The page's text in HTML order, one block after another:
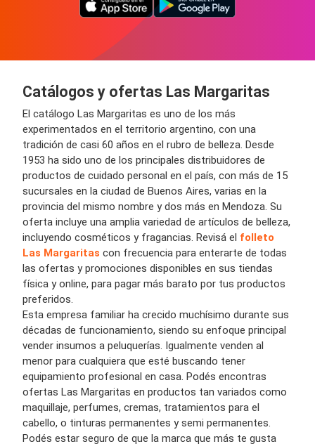
Catálogos y ofertas Las Margaritas
El catálogo Las Margaritas es uno de los más
experimentados en el territorio argentino, con una
tradición de casi 60 años en el rubro de belleza. Desde
1953 ha sido uno de los principales distribuidores de
productos de cuidado personal en el país, con más de 15
sucursales en la ciudad de Buenos Aires, varias en la
provincia del mismo nombre y dos más en Mendoza. Su
oferta incluye una amplia variedad de artículos de belleza,
incluyendo cosméticos y fragancias. Revisá el folleto
Las Margaritas con frecuencia para enterarte de todas
las ofertas y promociones disponibles en sus tiendas
física y online, para pagar más barato por tus productos
preferidos.
Esta empresa familiar ha crecido muchísimo durante sus
décadas de funcionamiento, siendo su enfoque principal
vender insumos a peluquerías. Igualmente venden al
menor para cualquiera que esté buscando tener
equipamiento profesional en casa. Podés encontras
ofertas Las Margaritas en productos tan variados como
maquillaje, perfumes, cremas, tratamientos para el
cabello, o tinturas permanentes y semi permanentes.
Podés estar seguro de que la marca que más te gusta